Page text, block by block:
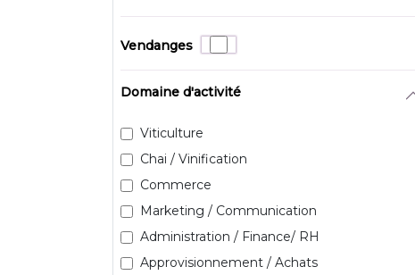
Vendanges
Domaine d'activité
Viticulture
Chai / Vinification
Commerce
Marketing / Communication
Administration / Finance/ RH
Approvisionnement / Achats